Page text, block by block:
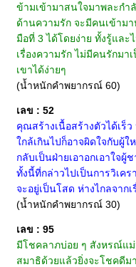
ข้ามเข้ามาสนใจมาพละกำ
ด้านความรัก จะมีคนเข้าม
มือที่ 3 ได้โดยง่าย ทั้งรู้และ
เรื่องความรัก ไม่มีคนรักมา
เขาได้ง่ายๆ
(น้ำหนักคำพยากรณ์ 60)
เลข : 52
คุณสร้างเนื้อสร้างตัวได้เร็
ใกล้เกินไปก็อาจผิดใจกับผู้
กลับเป็นฝ่ายเอาอกเอาใจ
ทั้งนี้ที่กล่าวไปเป็นการวิเค
จะอยู่เป็นโสด ห่างไกลจาก
(น้ำหนักคำพยากรณ์ 30)
เลข : 95
มีโชคลาภบ่อย ๆ สังหรณ์แม่
สมาธิด้วยแล้วยิ่งจะโชคดีม